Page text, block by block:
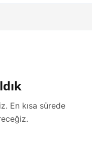
En kısa sürede